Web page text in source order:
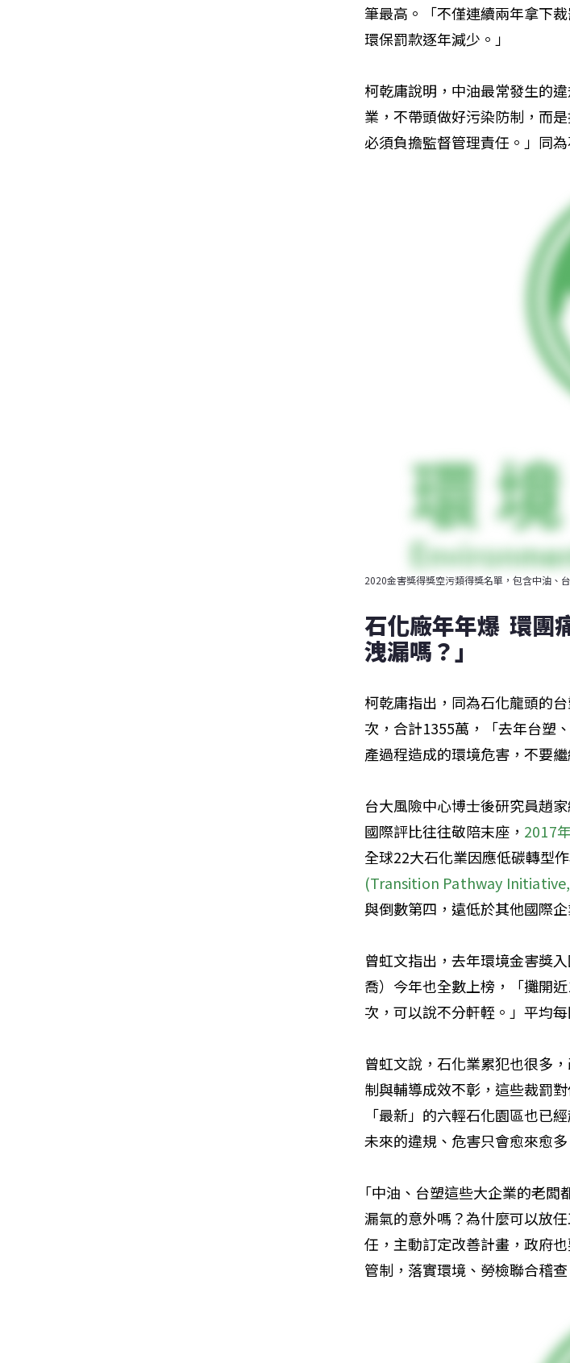
筆最高。「不僅連續兩年拿下
環保罰款逐年減少。」
柯乾庸說明，中油最常發生的
業，不帶頭做好污染防制，而
必須負擔監督管理責任。」同
2020金害獎得獎空污類得獎名單，包含中油、
石化廠年年爆  環
洩漏嗎？」
柯乾庸指出，同為石化龍頭的
次，合計1355萬，「去年台塑
產過程造成的環境危害，不要繼
台大風險中心博士後研究員趙
國際評比往往敬陪末座， 2017
全球22大石化業因應低碳轉型
(Transition Pathway
與倒數第四，遠低於其他國際企
曾虹文指出，去年環境金害獎
喬）今年也全數上榜，「攤開
次，可以說不分軒輊。」平均
曾虹文說，石化業累犯也很多
制與輔導成效不彰，這些裁罰
「最新」的六輕石化園區也已
未來的違規、危害只會愈來愈多
｢中油、台塑這些大企業的老闆
漏氣的意外嗎？為什麼可以放
任，主動訂定改善計畫，政府
管制，落實環境、勞檢聯合稽查